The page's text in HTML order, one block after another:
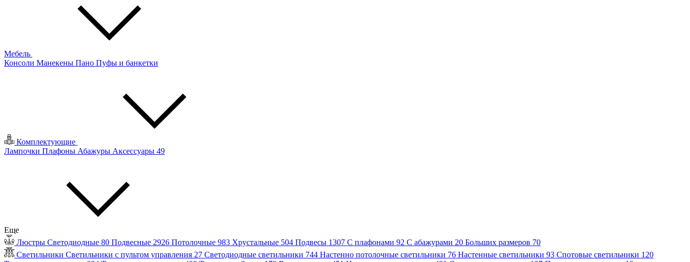
Мебель
Консоли Манекены Пано Пуфы и банкетки
Комплектующие
Лампочки Плафоны Абажуры Аксессуары 49
Еще
Люстры Светодиодные 80 Подвесные 2926 Потолочные 983 Хрустальные 504 Подвесы 1307 С плафонами 92 С абажурами 20 Больших размеров 70
Светильники Светильники с пультом управления 27 Светодиодные светильники 744 Настенно потолочные светильники 76 Настенные светильники 93 Спотовые светильники 120